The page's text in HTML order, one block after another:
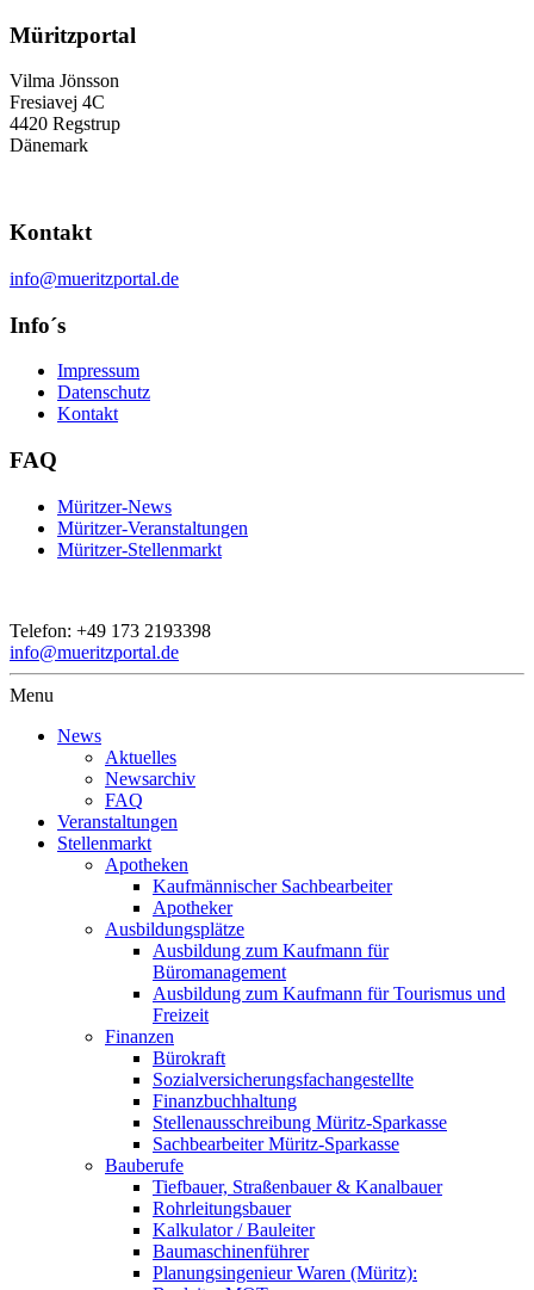
Müritzportal
Vilma Jönsson
Fresiavej 4C
4420 Regstrup
Dänemark
Kontakt
info@mueritzportal.de
Info´s
Impressum
Datenschutz
Kontakt
FAQ
Müritzer-News
Müritzer-Veranstaltungen
Müritzer-Stellenmarkt
Telefon: +49 173 2193398
info@mueritzportal.de
Menu
News
Aktuelles
Newsarchiv
FAQ
Veranstaltungen
Stellenmarkt
Apotheken
Kaufmännischer Sachbearbeiter
Apotheker
Ausbildungsplätze
Ausbildung zum Kaufmann für
Büromanagement
Ausbildung zum Kaufmann für Tourismus und
Freizeit
Finanzen
Bürokraft
Sozialversicherungsfachangestellte
Finanzbuchhaltung
Stellenausschreibung Müritz-Sparkasse
Sachbearbeiter Müritz-Sparkasse
Bauberufe
Tiefbauer, Straßenbauer & Kanalbauer
Rohrleitungsbauer
Kalkulator / Bauleiter
Baumaschinenführer
Planungsingenieur Waren (Müritz):